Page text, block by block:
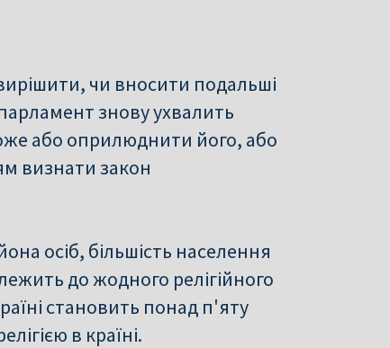
чи вносити подальші
знову ухвалить
або оприлюднити його, або
визнати закон
осіб, більшість населення
до жодного релігійного
становить понад п'яту
в країні.